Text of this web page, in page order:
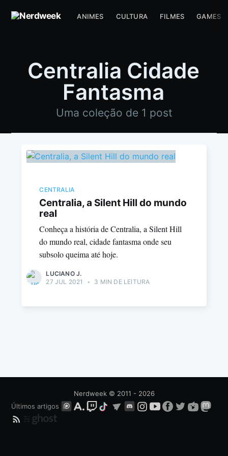
ANIMES CULTURA FILMES GAMES
Centralia Cidade
Fantasma
Uma coleção de 1 post
CENTRALIA
Centralia, a Silent Hill do mundo
real
Conheça a história de Centralia, a Silent Hill
do mundo real, cidade fantasma onde seu
subsolo queima até hoje.
LUCIANO J.
27 JUL 2021
• 3 MIN DE LEITURA
Nerdweek© 2011 - 2026
Últimos artigos